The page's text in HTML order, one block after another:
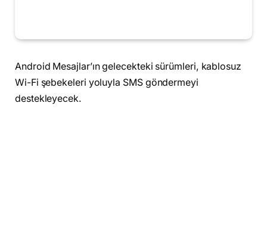
Android Mesajlar’ın gelecekteki sürümleri, kablosuz
Wi-Fi şebekeleri yoluyla SMS göndermeyi
destekleyecek.